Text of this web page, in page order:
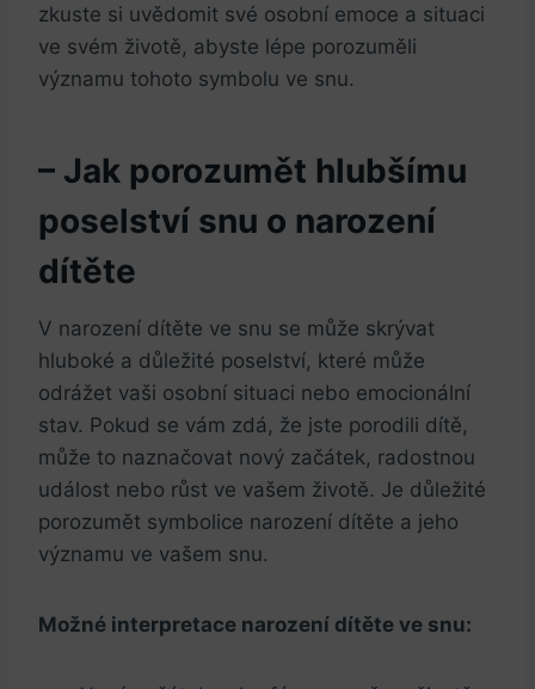
zkuste ‌si‍ uvědomit ⁢své⁢ osobní emoce ‍a‌ situaci
ve svém životě, abyste lépe porozuměli‍
významu‌ tohoto symbolu ve snu.
– Jak porozumět hlubšímu
poselství snu o narození
dítěte
V narození ⁤dítěte ve snu se může skrývat
hluboké a důležité poselství, které⁣ může
odrážet vaši​ osobní ​situaci nebo emocionální
stav. Pokud ⁤se ​vám zdá, že jste porodili dítě,
může to naznačovat nový začátek, radostnou‍
událost nebo růst‍ ve vašem životě. Je‌ důležité
porozumět symbolice narození dítěte a jeho
významu ve vašem snu.
Možné interpretace narození dítěte ⁣ve snu: